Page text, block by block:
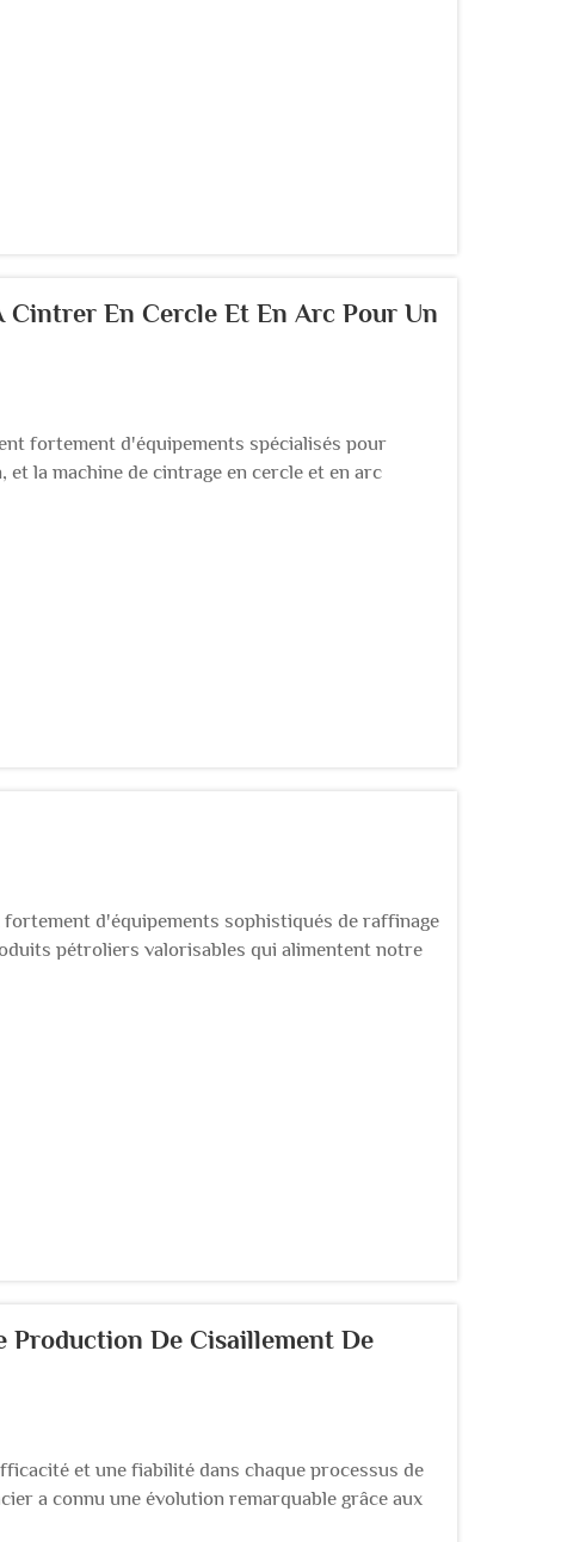
En Cercle Et En Arc Pour Un
fortement d'équipements spécialisés pour
la machine de cintrage en cercle et en arc
courbes réguliers dans la fabrication
d'équipements sophistiqués de raffinage
pétroliers valorisables qui alimentent notre
a révolutionné la manière dont les installations
Production De Cisaillement De
et une fiabilité dans chaque processus de
a connu une évolution remarquable grâce aux
de production de découpe de barres d'acier